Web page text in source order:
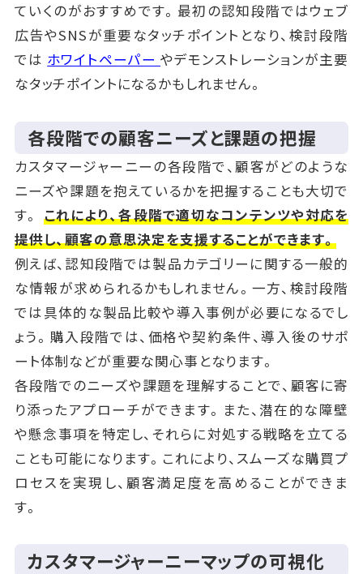
ていくのがおすすめです。最初の認知段階ではウェブ
広告やSNSが重要なタッチポイントとなり、検討段階
では ホワイトペーパーやデモンストレーションが主要
なタッチポイントになるかもしれません。
各段階での顧客ニーズと課題の把握
カスタマージャーニーの各段階で、顧客がどのような
ニーズや課題を抱えているかを把握することも大切で
す。 これにより、各段階で適切なコンテンツや対応を
提供し、顧客の意思決定を支援することができます。
例えば、認知段階では製品カテゴリーに関する一般的
な情報が求められるかもしれません。一方、検討段階
では具体的な製品比較や導入事例が必要になるでし
ょう。購入段階では、価格や契約条件、導入後のサポ
ート体制などが重要な関心事となります。
各段階でのニーズや課題を理解することで、顧客に寄
り添ったアプローチができます。また、潜在的な障壁
や懸念事項を特定し、それらに対処する戦略を立てる
ことも可能になります。これにより、スムーズな購買プ
ロセスを実現し、顧客満足度を高めることができま
す。
カスタマージャーニーマップの可視化